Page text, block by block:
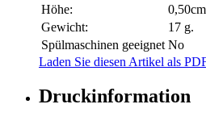
Höhe:
Gewicht:
17 g.
Spülmaschinen geeignet No
Laden Sie diesen Artikel als
Druckinformation